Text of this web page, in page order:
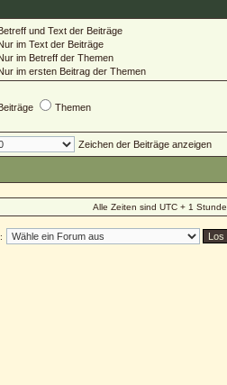
und Text der Beiträge
im Text der Beiträge
im Betreff der Themen
im ersten Beitrag der Themen
Themen
Zeichen der Beiträge anzeigen
Alle Zeiten sind UTC + 1 Stunde